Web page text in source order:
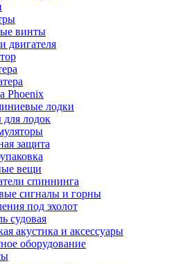
винты
двигателя
Phoenix
лодки
для лодок
защита
вещи
спиннинга
сигналы и горны
под эхолот
судовая
акустика и аксессуары
оборудование